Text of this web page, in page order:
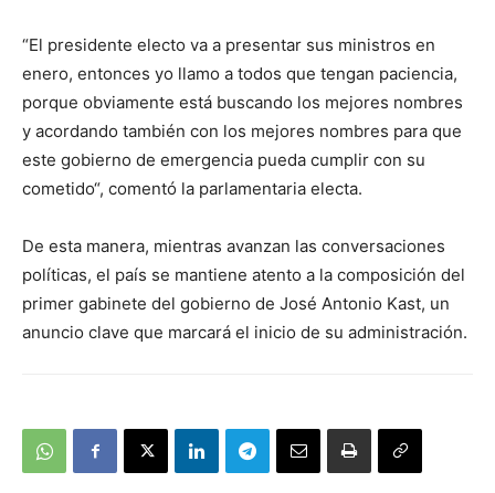
“El presidente electo va a presentar sus ministros en
enero, entonces yo llamo a todos que tengan paciencia,
porque obviamente está buscando los mejores nombres
y acordando también con los mejores nombres para que
este gobierno de emergencia pueda cumplir con su
cometido“, comentó la parlamentaria electa.
De esta manera, mientras avanzan las conversaciones
políticas, el país se mantiene atento a la composición del
primer gabinete del gobierno de José Antonio Kast, un
anuncio clave que marcará el inicio de su administración.